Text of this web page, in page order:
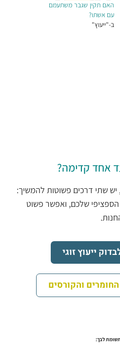
האם תקין שגבר משתעמם
עם אשתו?
ב-"ייעוץ"
אחד קדימה?
שתי דרכים פשוטות להמשיך:
שלכם, ואפשר פשוט
ייעוץ זוגי
והקורסים
לבך: